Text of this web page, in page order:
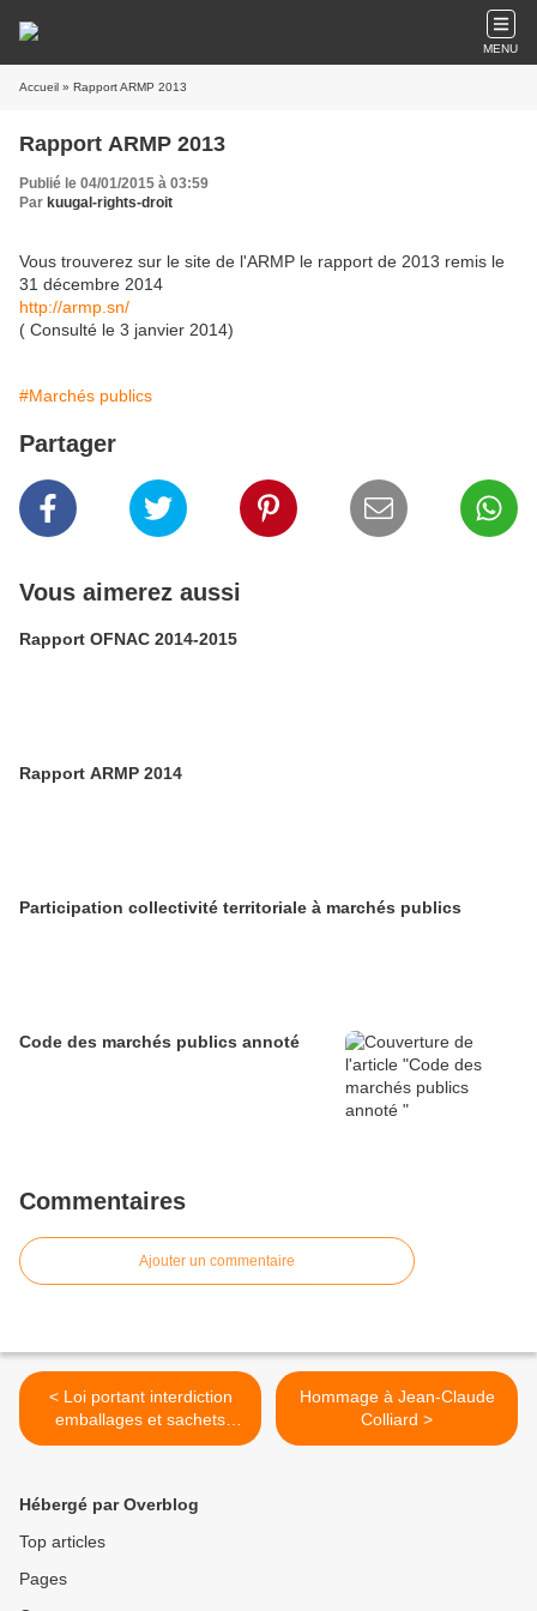
MENU
Accueil » Rapport ARMP 2013
Rapport ARMP 2013
Publié le 04/01/2015 à 03:59
Par kuugal-rights-droit
Vous trouverez sur le site de l'ARMP le rapport de 2013 remis le
31 décembre 2014
http://armp.sn/
( Consulté le 3 janvier 2014)
#Marchés publics
Partager
Vous aimerez aussi
Rapport OFNAC 2014-2015
Rapport ARMP 2014
Participation collectivité territoriale à marchés publics
Code des marchés publics annoté
Commentaires
Ajouter un commentaire
< Loi portant interdiction
emballages et sachets
plastiques non
Hommage à Jean-Claude
Colliard >
Hébergé par Overblog
Top articles
Pages